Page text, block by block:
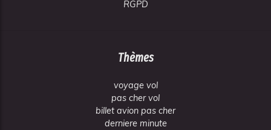
RGPD
Thèmes
voyage vol
pas cher vol
billet avion pas cher
derniere minute